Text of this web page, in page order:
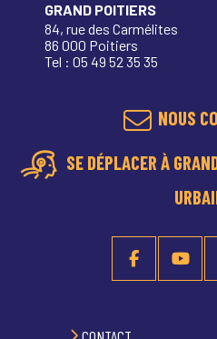
GRAND POITIERS
84, rue des Carmélites
86 000 Poitiers
Tel : 05 49 52 35 35
NOUS
SE DÉPLACER À